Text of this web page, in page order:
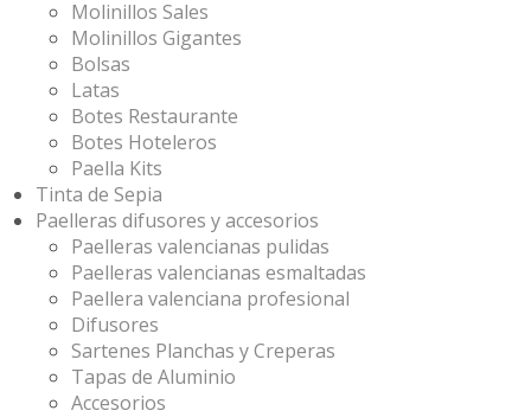
Molinillos Sales
Molinillos Gigantes
Bolsas
Latas
Botes Restaurante
Botes Hoteleros
Paella Kits
Tinta de Sepia
Paelleras difusores y accesorios
Paelleras valencianas pulidas
Paelleras valencianas esmaltadas
Paellera valenciana profesional
Difusores
Sartenes Planchas y Creperas
Tapas de Aluminio
Accesorios